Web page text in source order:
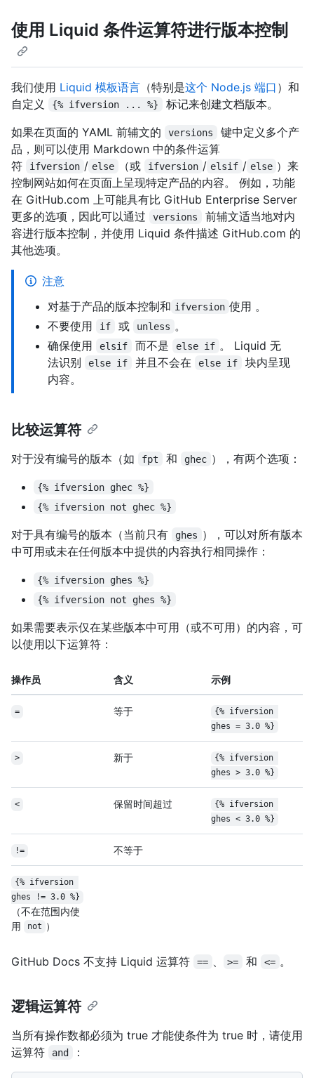
使用 Liquid 条件运算符进行版本控制
我们使用 Liquid 模板语言 （特别是这个 Node.js 端口 ）和
自定义
{% ifversion ... %}
标记来创建文档版本。
如果在页面的 YAML 前辅文的
versions
键中定义多个产
品，则可以使用 Markdown 中的条件运算
符
ifversion / else （或 ifversion / elsif / else ）来
控制网站如何在页面上呈现特定产品的内容。 例如，功能
在 GitHub.com 上可能具有比 GitHub Enterprise Server
更多的选项，因此可以通过
versions
前辅文适当地对内
容进行版本控制，并使用 Liquid 条件描述 GitHub.com 的
其他选项。
注意
对基于产品的版本控制和 ifversion 使用 。
不要使用
if 或 unless 。
确保使用
elsif 而不是 else if 。 Liquid 无
法识别
else if 并且不会在 else if
块内呈现
内容。
比较运算符
对于没有编号的版本（如 fpt 和 ghec ），有两个选项：
{% ifversion ghec %}
{% ifversion not ghec %}
对于具有编号的版本（当前只有 ghes ），可以对所有版本
中可用或未在任何版本中提供的内容执行相同操作：
{% ifversion ghes %}
{% ifversion not ghes %}
如果需要表示仅在某些版本中可用（或不可用）的内容，可
以使用以下运算符：
操作员 含义 示例
= 等于
{% ifversion
ghes = 3.0 %}
> 新于
{% ifversion
ghes > 3.0 %}
< 保留时间超过
{% ifversion
ghes < 3.0 %}
!= 不等于
{% ifversion
ghes != 3.0 %}
（不在范围内使
用
not ）
GitHub Docs 不支持 Liquid 运算符 == >= 和 <= 。
逻辑运算符
当所有操作数都必须为 true 才能使条件为 true 时，请使用
运算符
and ：